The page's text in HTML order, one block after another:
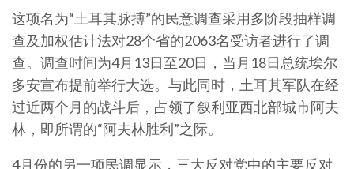
这项名为“土耳其脉搏”的民意调查采用多阶段抽样调
查及加权估计法对28个省的2063名受访者进行了调
查。调查时间为4月13日至20日，当月18日总统埃尔
多安宣布提前举行大选。与此同时，土耳其军队在经
过近两个月的战斗后，占领了叙利亚西北部城市阿夫
林，即所谓的“阿夫林胜利”之际。
4月份的另一项民调显示，三大反对党中的主要反对